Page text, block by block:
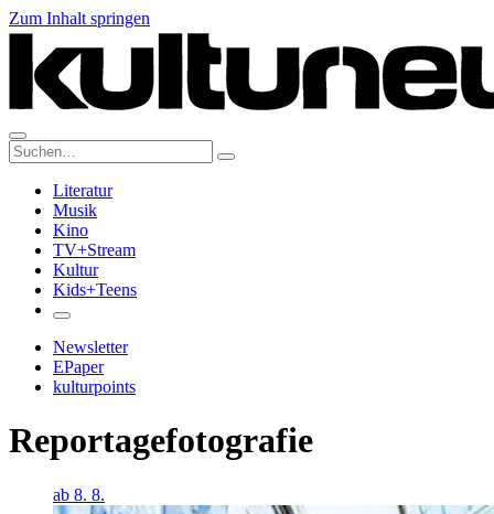
Zum Inhalt springen
Suche:
Literatur
Musik
Kino
TV+Stream
Kultur
Kids+Teens
Newsletter
EPaper
kulturpoints
Reportagefotografie
ab 8. 8.